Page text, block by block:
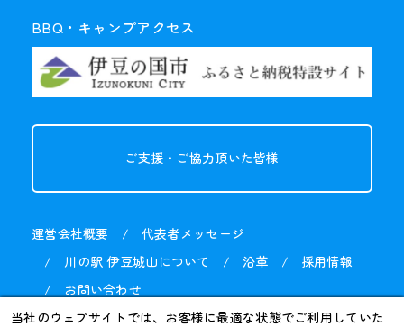
BBQ・ キャンプアクセス
ご支援・ご協力頂いた皆様
運営会社概要
代表者メッセージ
川の駅 伊豆城山について
沿革
採用情報
お問い合わせ
当社のウェブサイトでは、お客様に最適な状態でご利用していた